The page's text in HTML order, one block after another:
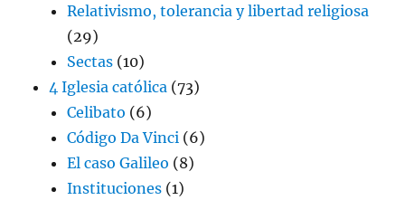
Relativismo, tolerancia y libertad religiosa
(29)
Sectas (10)
4 Iglesia católica (73)
Celibato (6)
Código Da Vinci (6)
El caso Galileo (8)
Instituciones (1)